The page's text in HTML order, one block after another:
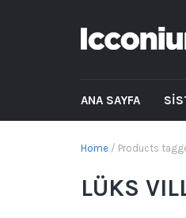
ANA SAYFA
Home / Products
LÜKS